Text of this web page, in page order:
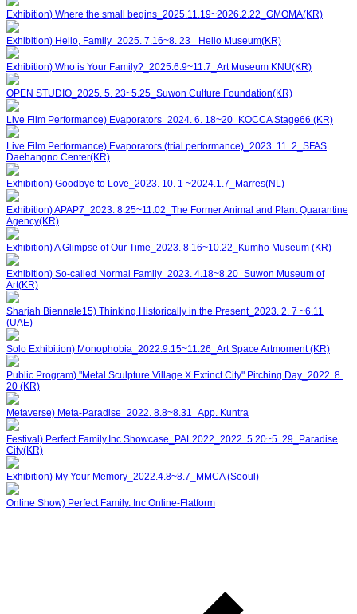
Exhibition) Where the small begins_2025.11.19~2026.2.22_GMOMA(KR)
Exhibition) Hello, Family_2025. 7.16~8. 23_ Hello Museum(KR)
Exhibition) Who is Your Family?_2025.6.9~11.7_Art Museum KNU(KR)
OPEN STUDIO_2025. 5. 23~5.25_Suwon Culture Foundation(KR)
Live Film Performance) Evaporators_2024. 6. 18~20_KOCCA Stage66 (KR)
Live Film Performance) Evaporators (trial performance)_2023. 11. 2_SFAS
Daehangno Center(KR)
Exhibition) Goodbye to Love_2023. 10. 1 ~2024.1.7_Marres(NL)
Exhibition) APAP7_2023. 8.25~11.02_The Former Animal and Plant Quarantine
Agency(KR)
Exhibition) A Glimpse of Our Time_2023. 8.16~10.22_Kumho Museum (KR)
Exhibition) So-called Normal Famliy_2023. 4.18~8.20_Suwon Museum of
Art(KR)
Sharjah Biennale15) Thinking Historically in the Present_2023. 2. 7 ~6.11
(UAE)
Solo Exhibition) Monophobia_2022.9.15~11.26_Art Space Artmoment (KR)
Public Program) "Metal Sculpture Village X Extinct City" Pitching Day_2022. 8.
20 (KR)
Metaverse) Meta-Paradise_2022. 8.8~8.31_App. Kuntra
Festival) Perfect Family.Inc Showcase_PAL2022_2022. 5.20~5. 29_Paradise
City(KR)
Exhibition) My Your Memory_2022.4.8~8.7_MMCA (Seoul)
Online Show) Perfect Family. Inc Online-Flatform